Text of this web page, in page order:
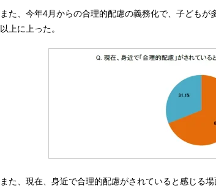
また、今年4月からの合理的配慮の義務化で、子ども
以上に上った。
また、現在、身近で合理的配慮がされていると感じる